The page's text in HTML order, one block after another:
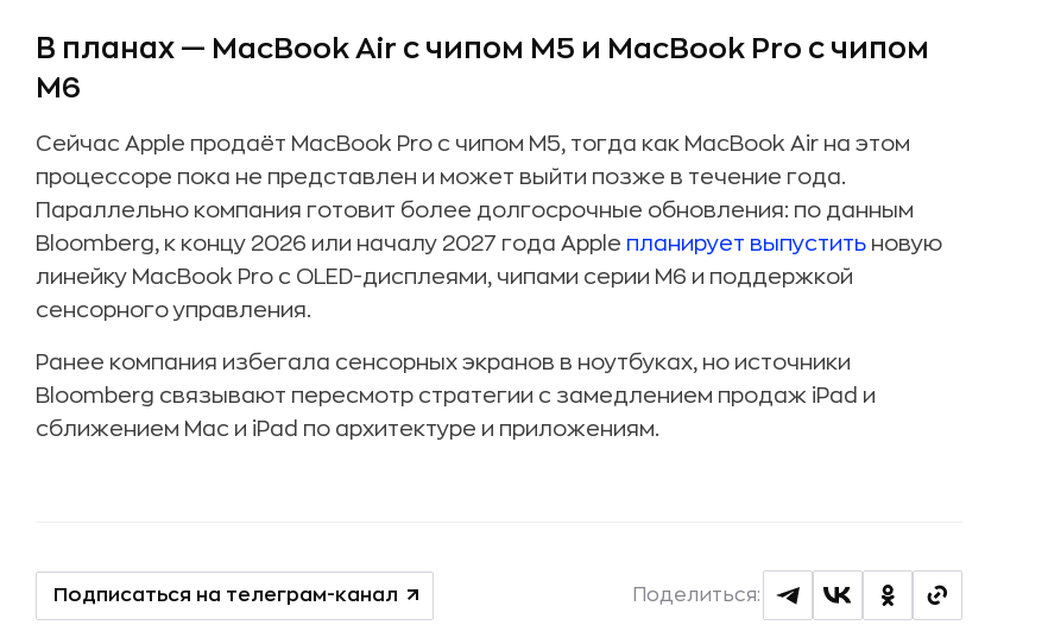
В планах — MacBook Air с чипом M5 и MacBook Pro с чипом
M6
Сейчас Apple продаёт MacBook Pro с чипом M5, тогда как MacBook Air на этом
процессоре пока не представлен и может выйти позже в течение года.
Параллельно компания готовит более долгосрочные обновления: по данным
Bloomberg, к концу 2026 или началу 2027 года Apple планирует выпустить новую
линейку MacBook Pro с OLED-дисплеями, чипами серии M6 и поддержкой
сенсорного управления.
Ранее компания избегала сенсорных экранов в ноутбуках, но источники
Bloomberg связывают пересмотр стратегии с замедлением продаж iPad и
сближением Mac и iPad по архитектуре и приложениям.
Подписаться на телеграм-канал Поделиться: